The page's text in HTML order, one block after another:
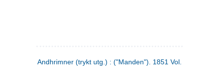
Andhrimner (trykt utg.) : ("Manden"). 1851 Vol. 2 Nr. 1